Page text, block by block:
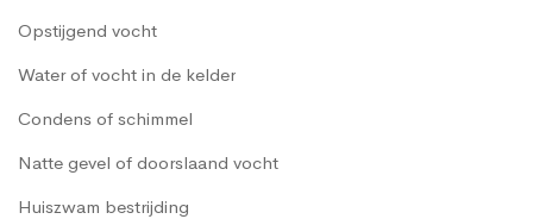
Opstijgend vocht
Water of vocht in de kelder
Condens of schimmel
Natte gevel of doorslaand vocht
Huiszwam bestrijding